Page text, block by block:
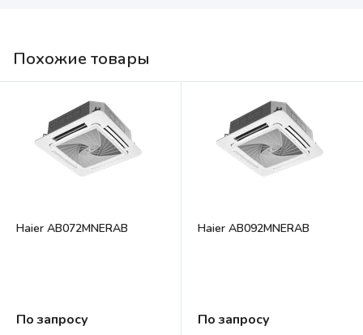
Похожие товары
Haier AB072MNERAB
По запросу
Haier AB092MNERAB
По запросу